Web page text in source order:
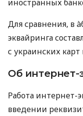
иностранных
Для сравнения, в
эквайринга
с украинских
Об интернет-
Работа интернет-
введении